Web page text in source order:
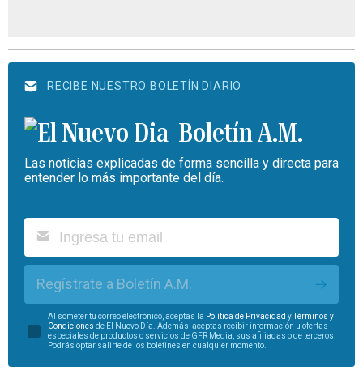
RECIBE NUESTRO BOLETÍN DIARIO
Boletín A.M.
Las noticias explicadas de forma sencilla y directa para
entender lo más importante del día.
Regístrate a Boletín A.M.
Al someter tu correo electrónico, aceptas la Política de Privacidad yTérminos y
Condiciones de El Nuevo Día. Además, aceptas recibir información u ofertas
especiales de productos o servicios de GFR Media, sus afiliadas o de terceros.
Podrás optar salirte de los boletines en cualquier momento.